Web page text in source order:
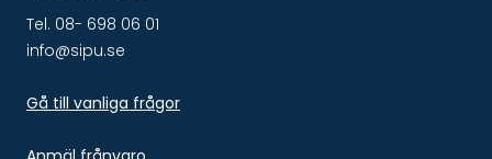
Tel. 08- 698 06 01
info@sipu.se
Gå till vanliga frågor